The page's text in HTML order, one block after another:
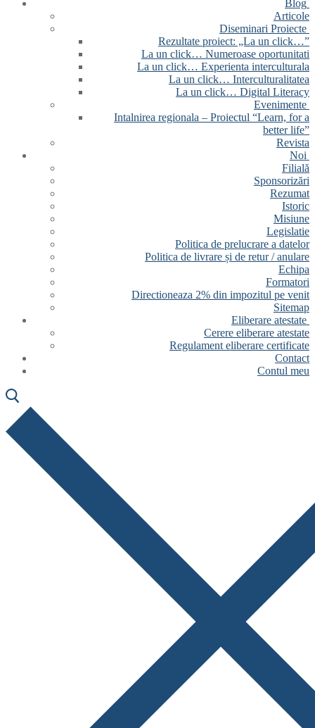
Blog
Articole
Diseminari Proiecte
Rezultate proiect: „La un click…”
La un click… Numeroase oportunitati
La un click… Experienta interculturala
La un click… Interculturalitatea
La un click… Digital Literacy
Evenimente
Intalnirea regionala – Proiectul “Learn, for a
better life”
Revista
Noi
Filială
Sponsorizări
Rezumat
Istoric
Misiune
Legislatie
Politica de prelucrare a datelor
Politica de livrare și de retur / anulare
Echipa
Formatori
Directioneaza 2% din impozitul pe venit
Sitemap
Eliberare atestate
Cerere eliberare atestate
Regulament eliberare certificate
Contact
Contul meu